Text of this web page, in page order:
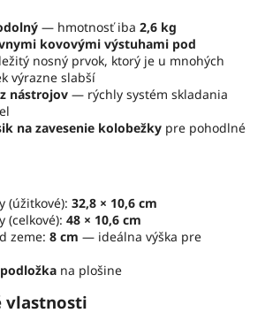
— hmotnosť iba 2,6 kg
kovovými výstuhami pod
nosný prvok, ktorý je u mnohých
výrazne slabší
nástrojov — rýchly systém skladania
na zavesenie kolobežky pre pohodlné
(úžitkové): 32,8 × 10,6 cm
(celkové): 48 × 10,6 cm
zeme: 8 cm — ideálna výška pre
na plošine
vlastnosti